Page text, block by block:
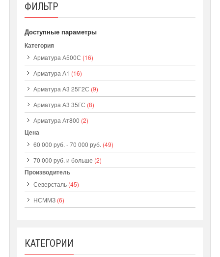
КАТЕГОРИИ
ФИЛЬТР
Доступные параметры
Категория
Арматура А500С (16)
Арматура А1 (16)
Арматура А3 25Г2С (9)
Арматура А3 35ГС (8)
Арматура Ат800 (2)
Цена
60 000 руб. -70 000 руб. (49)
70 000 руб. и больше (2)
Производитель
Северсталь (45)
НСММЗ (6)